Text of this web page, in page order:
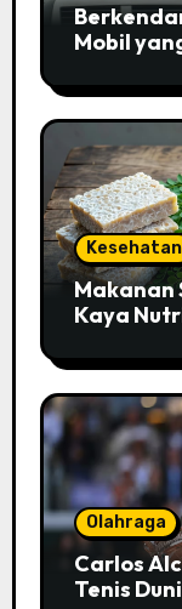
Mobil
Kesehatan
Makanan
Kaya
Olahraga
Carlos
Tenis